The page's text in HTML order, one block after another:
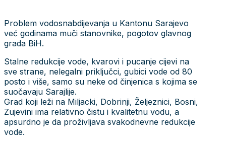
Problem vodosnabdijevanja u Kantonu Sarajevo
već godinama muči stanovnike, pogotov glavnog
grada BiH.
Stalne redukcije vode, kvarovi i pucanje cijevi na
sve strane, nelegalni priključci, gubici vode od 80
posto i više, samo su neke od činjenica s kojima se
suočavaju Sarajlije.
Grad koji leži na Miljacki, Dobrinji, Željeznici, Bosni,
Zujevini ima relativno čistu i kvalitetnu vodu, a
apsurdno je da proživljava svakodnevne redukcije
vode.